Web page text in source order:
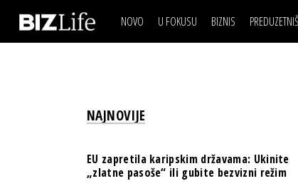
NOVO U FOKUSU BIZNIS
BREND I
BANKE
IZJAVA DANABIZNIS SCENA
BREND I
OSIGURANJE
TECH I AI
NAJNOVIJE
EU zapretila karipskim državama: Ukinite
„zlatne pasoše“ ili gubite bezvizni režim